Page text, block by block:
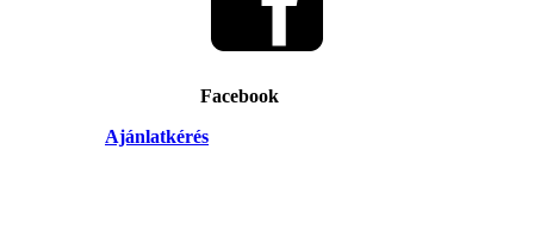
Facebook
Ajánlatkérés